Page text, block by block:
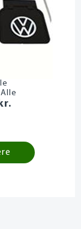
Alle